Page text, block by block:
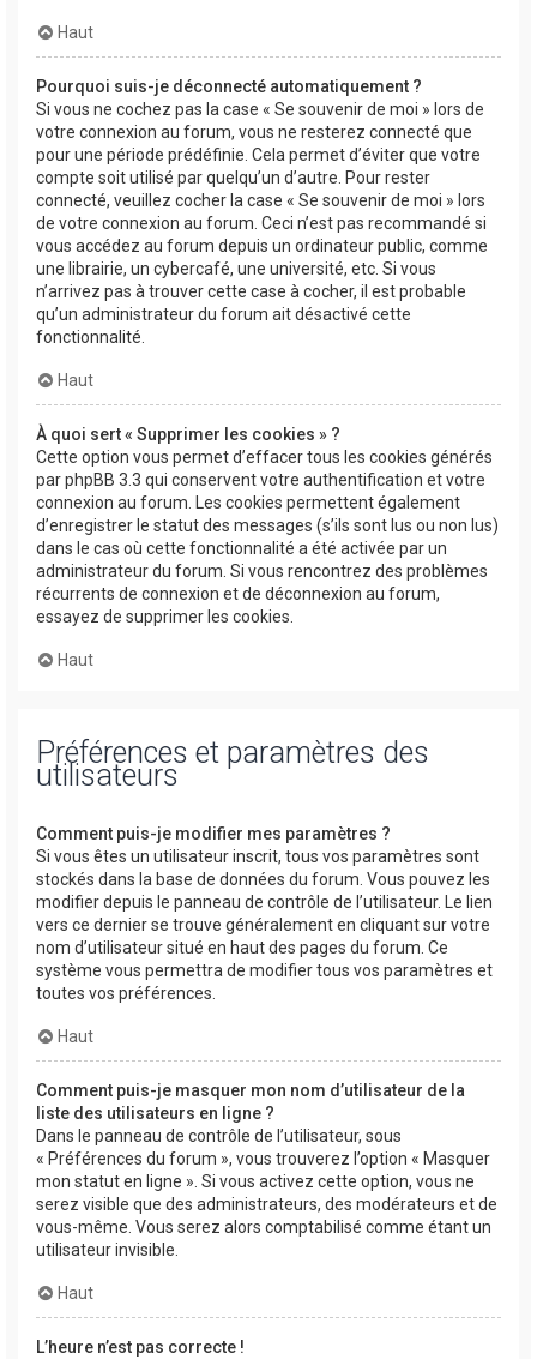
Haut
Pourquoi suis-je déconnecté automatiquement ?
Si vous ne cochez pas la case « Se souvenir de moi » lors de
votre connexion au forum, vous ne resterez connecté que
pour une période prédéfinie. Cela permet d’éviter que votre
compte soit utilisé par quelqu’un d’autre. Pour rester
connecté, veuillez cocher la case « Se souvenir de moi » lors
de votre connexion au forum. Ceci n’est pas recommandé si
vous accédez au forum depuis un ordinateur public, comme
une librairie, un cybercafé, une université, etc. Si vous
n’arrivez pas à trouver cette case à cocher, il est probable
qu’un administrateur du forum ait désactivé cette
fonctionnalité.
Haut
À quoi sert « Supprimer les cookies » ?
Cette option vous permet d’effacer tous les cookies générés
par phpBB 3.3 qui conservent votre authentification et votre
connexion au forum. Les cookies permettent également
d’enregistrer le statut des messages (s’ils sont lus ou non lus)
dans le cas où cette fonctionnalité a été activée par un
administrateur du forum. Si vous rencontrez des problèmes
récurrents de connexion et de déconnexion au forum,
essayez de supprimer les cookies.
Haut
Préférences et paramètres des
utilisateurs
Comment puis-je modifier mes paramètres ?
Si vous êtes un utilisateur inscrit, tous vos paramètres sont
stockés dans la base de données du forum. Vous pouvez les
modifier depuis le panneau de contrôle de l’utilisateur. Le lien
vers ce dernier se trouve généralement en cliquant sur votre
nom d’utilisateur situé en haut des pages du forum. Ce
système vous permettra de modifier tous vos paramètres et
toutes vos préférences.
Haut
Comment puis-je masquer mon nom d’utilisateur de la
liste des utilisateurs en ligne ?
Dans le panneau de contrôle de l’utilisateur, sous
« Préférences du forum », vous trouverez l’option « Masquer
mon statut en ligne ». Si vous activez cette option, vous ne
serez visible que des administrateurs, des modérateurs et de
vous-même. Vous serez alors comptabilisé comme étant un
utilisateur invisible.
Haut
L’heure n’est pas correcte !